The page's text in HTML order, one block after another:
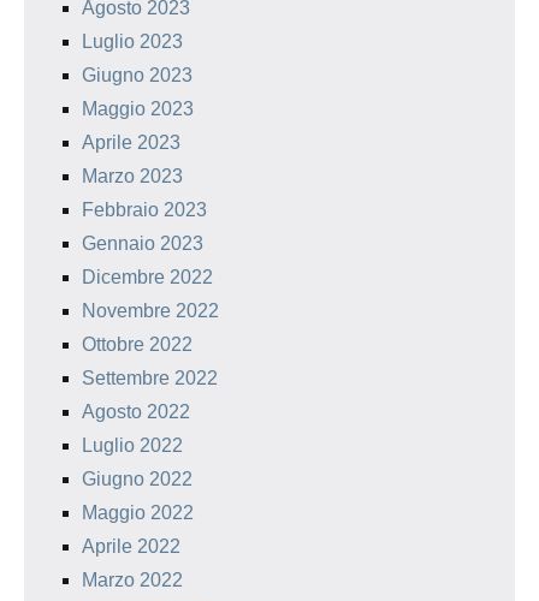
Agosto 2023
Luglio 2023
Giugno 2023
Maggio 2023
Aprile 2023
Marzo 2023
Febbraio 2023
Gennaio 2023
Dicembre 2022
Novembre 2022
Ottobre 2022
Settembre 2022
Agosto 2022
Luglio 2022
Giugno 2022
Maggio 2022
Aprile 2022
Marzo 2022